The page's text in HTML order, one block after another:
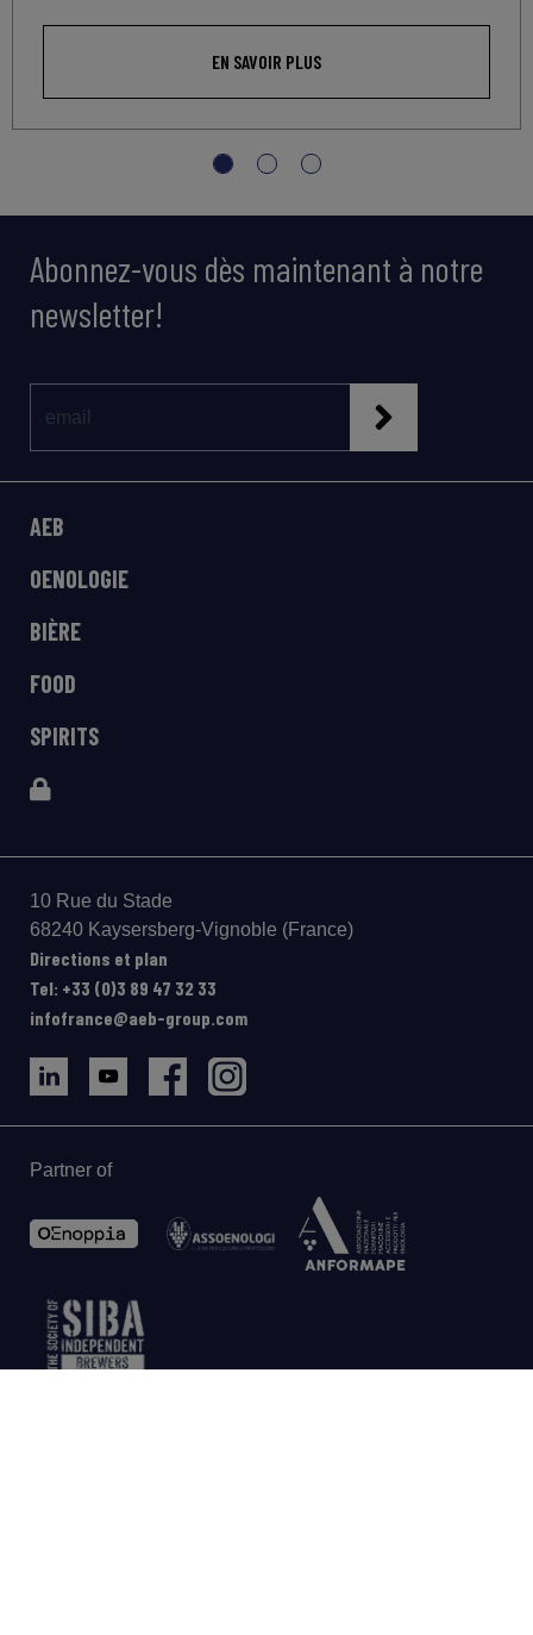
EN SAVOIR PLUS
Abonnez-vous dès maintenant à notre
newsletter!
AEB
OENOLOGIE
BIÈRE
FOOD
SPIRITS
10 Rue du Stade
68240 Kaysersberg-Vignoble (France)
Directions et plan
Tel: +33 (0)3 89 47 32 33
infofrance@aeb-group.com
Partner of